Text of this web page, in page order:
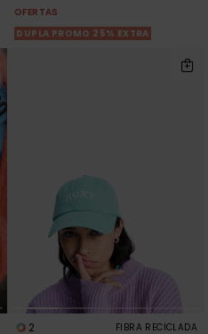
OFERTAS
DUPLA PROMO 25% EXTRA
2 FIBRA RECICLADA